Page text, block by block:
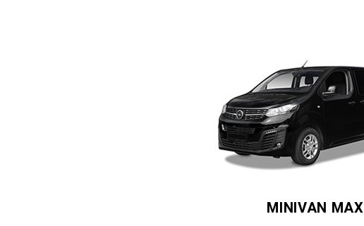
MINIVAN MAX